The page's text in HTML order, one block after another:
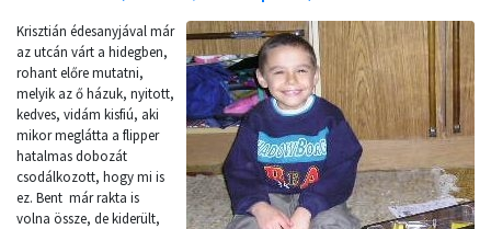
Krisztián édesanyjával már
az utcán várt a hidegben,
rohant előre mutatni,
melyik az ő házuk, nyitott,
kedves, vidám kisfiú, aki
mikor meglátta a flipper
hatalmas dobozát
csodálkozott, hogy mi is
ez. Bent már rakta is
volna össze, de kiderült,